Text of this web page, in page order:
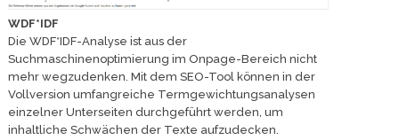
WDF*IDF
Die WDF*IDF-Analyse ist aus der
Suchmaschinenoptimierung im Onpage-Bereich nicht
mehr wegzudenken. Mit dem SEO-Tool können in der
Vollversion umfangreiche Termgewichtungsanalysen
einzelner Unterseiten durchgeführt werden, um
inhaltliche Schwächen der Texte aufzudecken.